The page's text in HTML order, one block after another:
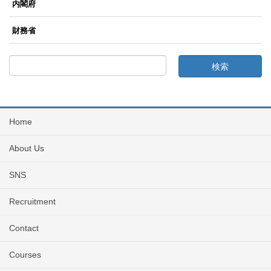
内閣府
財務省
Home
About Us
SNS
Recruitment
Contact
Courses